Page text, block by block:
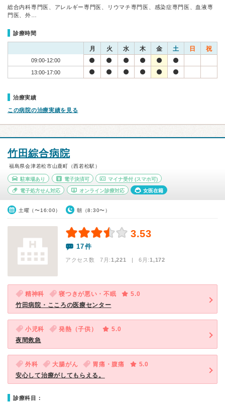
総合内科専門医、アレルギー専門医、リウマチ専門医、感染症専門医、血液専
門医、外…
診療時間
月 火 水 木 金 土 日 祝
09:00-12:00
13:00-17:00
治療実績
この病院の治療実績を見る
竹田綜合病院
福島県会津若松市山鹿町（西若松駅）
駐車場あり 電子決済可 マイナ受付 (スマホ可)
電子処方せん対応 オンライン診療対応 女医在籍
土曜（〜16:00） 朝（8:30〜）
3.53
17件
アクセス数 7月:1,221 | 6月:1,172
精神科 寝つきが悪い・不眠
5.0
竹田病院・こころの医療センター
小児科 発熱（子供）
5.0
夜間救急
外科 大腸がん 胃痛・腹痛
5.0
安心して治療がしてもらえる。
診療科目：